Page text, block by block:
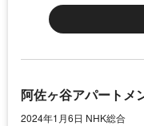
阿佐ヶ谷アパートメ
2024年1月6日 NHK総合